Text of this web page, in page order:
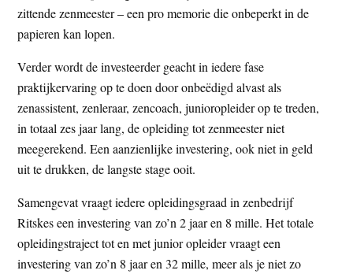
zittende zenmeester – een pro memorie die onbeperkt in de
papieren kan lopen.
Verder wordt de investeerder geacht in iedere fase
praktijkervaring op te doen door onbeëdigd alvast als
zenassistent, zenleraar, zencoach, junioropleider op te treden,
in totaal zes jaar lang, de opleiding tot zenmeester niet
meegerekend. Een aanzienlijke investering, ook niet in geld
uit te drukken, de langste stage ooit.
Samengevat vraagt iedere opleidingsgraad in zenbedrijf
Ritskes een investering van zo’n 2 jaar en 8 mille. Het totale
opleidingstraject tot en met junior opleider vraagt een
investering van zo’n 8 jaar en 32 mille, meer als je niet zo